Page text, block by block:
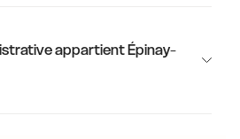
appartient Épinay-